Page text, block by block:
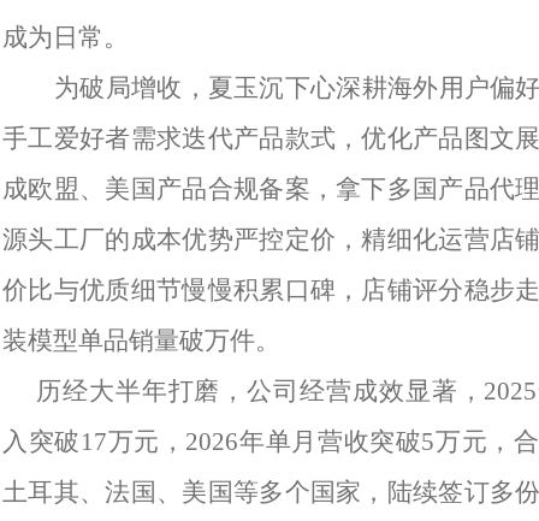
成为日常。
为破局增收，夏玉沉下心深耕海外用户偏
手工爱好者需求迭代产品款式，优化产品图文
成欧盟、美国产品合规备案，拿下多国产品代
源头工厂的成本优势严控定价，精细化运营店
价比与优质细节慢慢积累口碑，店铺评分稳步
装模型单品销量破万件。
历经大半年打磨，公司经营成效显著，
入突破17万元，2026年单月营收突破5万元，
土耳其、法国、美国等多个国家，陆续签订多